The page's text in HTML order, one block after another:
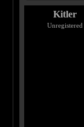
Kitler
Unregistered